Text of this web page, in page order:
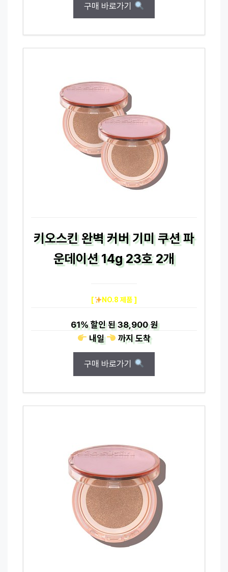
구매 바로가기
키오스킨 완벽 커버 기미 쿠션 파
운데이션 14g 23호 2개
[ NO.8 제품 ]
61%할인 된38,900 원
내일
까지도착
구매 바로가기